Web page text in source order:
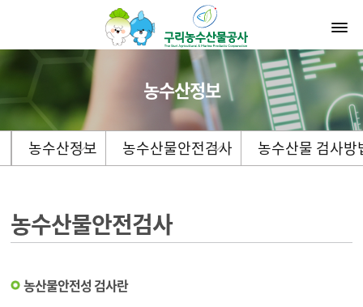
농수산정보
농수산정보 농수산물안전검사 농수산물 검사
농수산물안전검사
농산물안전성 검사란